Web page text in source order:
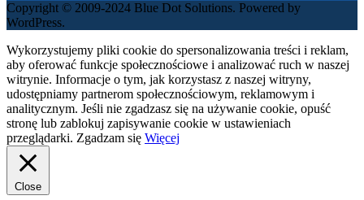
Copyright © 2009-2024 Blue Dot Solutions. Powered by
WordPress.
Wykorzystujemy pliki cookie do spersonalizowania treści i reklam,
aby oferować funkcje społecznościowe i analizować ruch w naszej
witrynie. Informacje o tym, jak korzystasz z naszej witryny,
udostępniamy partnerom społecznościowym, reklamowym i
analitycznym. Jeśli nie zgadzasz się na używanie cookie, opuść
stronę lub zablokuj zapisywanie cookie w ustawieniach
przeglądarki. Zgadzam się Więcej
Close